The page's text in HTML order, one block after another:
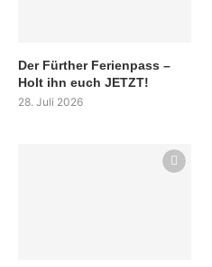
Der Fürther Ferienpass –
Holt ihn euch JETZT!
28. Juli 2026